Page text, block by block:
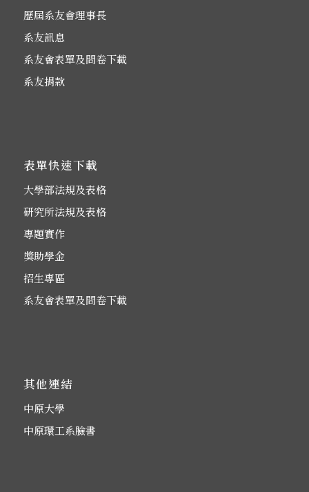
歷屆系友會理事長
系友訊息
系友會表單及問卷下載
系友捐款
表單快速下載
大學部法規及表格
研究所法規及表格
專題實作
獎助學金
招生專區
系友會表單及問卷下載
其他連結
中原大學
中原環工系臉書